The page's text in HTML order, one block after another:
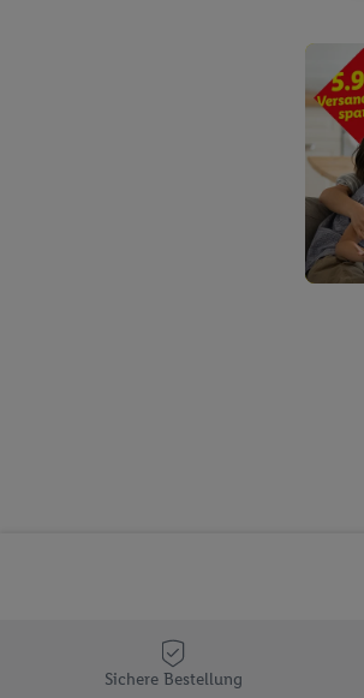
Sichere Bestellung